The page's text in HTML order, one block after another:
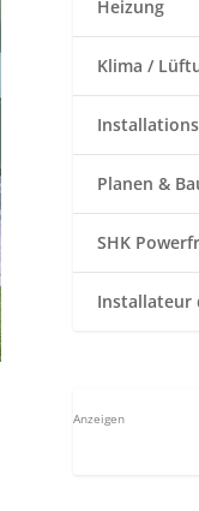
Heizung
Klima /
Planen &
SHK
Installateur
Anzeigen